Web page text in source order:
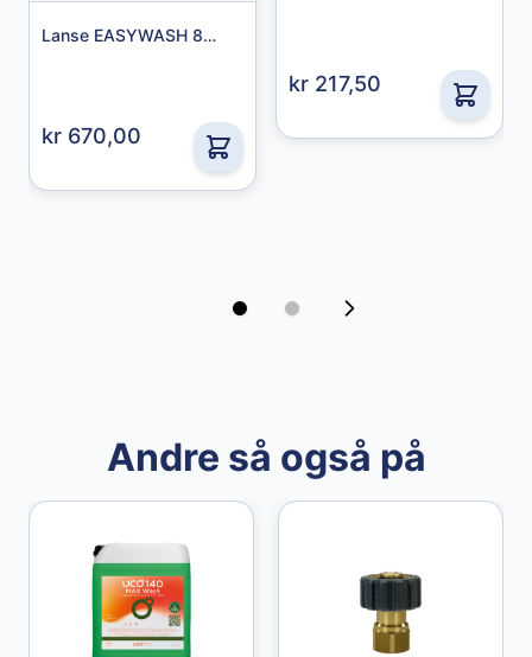
Lanse EASYWASH 800/400MM Rustfri rett uten dysebeskytter
kr 670,00
kr 217,50
Andre så også på